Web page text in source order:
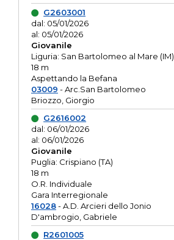
G2603001
dal: 05/01/2026
al: 05/01/2026
Giovanile
Liguria: San Bartolomeo al Mare (IM)
18 m
Aspettando la Befana
03009 - Arc.San Bartolomeo
Briozzo, Giorgio
G2616002
dal: 06/01/2026
al: 06/01/2026
Giovanile
Puglia: Crispiano (TA)
18 m
O.R. Individuale
Gara Interregionale
16028- A.D. Arcieri dello Jonio
D'ambrogio, Gabriele
R2601005